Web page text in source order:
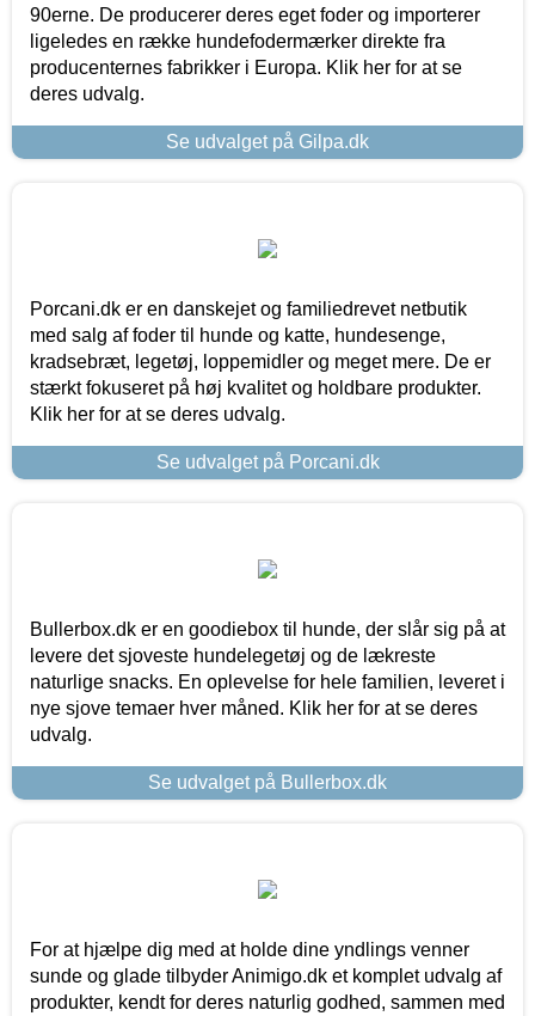
90erne. De producerer deres eget foder og importerer
ligeledes en række hundefodermærker direkte fra
producenternes fabrikker i Europa. Klik her for at se
deres udvalg.
Se udvalget på Gilpa.dk
Porcani.dk er en danskejet og familiedrevet netbutik
med salg af foder til hunde og katte, hundesenge,
kradsebræt, legetøj, loppemidler og meget mere. De er
stærkt fokuseret på høj kvalitet og holdbare produkter.
Klik her for at se deres udvalg.
Se udvalget på Porcani.dk
Bullerbox.dk er en goodiebox til hunde, der slår sig på at
levere det sjoveste hundelegetøj og de lækreste
naturlige snacks. En oplevelse for hele familien, leveret i
nye sjove temaer hver måned. Klik her for at se deres
udvalg.
Se udvalget på Bullerbox.dk
For at hjælpe dig med at holde dine yndlings venner
sunde og glade tilbyder Animigo.dk et komplet udvalg af
produkter, kendt for deres naturlig godhed, sammen med